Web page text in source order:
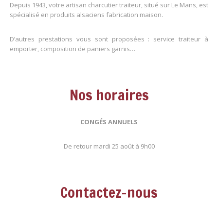
Depuis 1943, votre artisan charcutier traiteur, situé sur Le Mans, est
spécialisé en produits alsaciens fabrication maison.
D’autres prestations vous sont proposées : service traiteur à
emporter, composition de paniers garnis…
Nos horaires
CONGÉS ANNUELS
De retour mardi 25 août à 9h00
Contactez-nous